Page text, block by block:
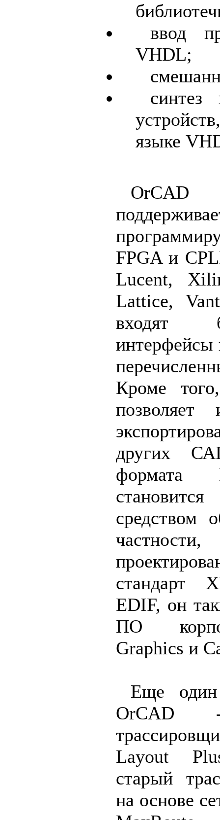
ввод
VHDL;
синтез
языке
FPGA и
Lucent,
Lattice,
входят
интерфейсы
Кроме
позволяет
других
формата
средством
стандарт
EDIF, он
ПО
Graphics и
Еще
OrCAD -
Layout
старый
на основе